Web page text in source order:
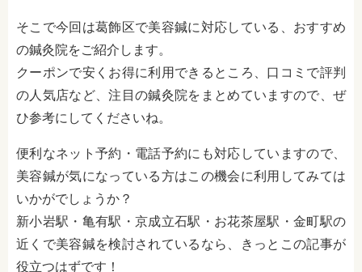
そこで今回は葛飾区で美容鍼に対応している、おすすめ
の鍼灸院をご紹介します。
クーポンで安くお得に利用できるところ、口コミで評判
の人気店など、注目の鍼灸院をまとめていますので、ぜ
ひ参考にしてくださいね。
便利なネット予約・電話予約にも対応していますので、
美容鍼が気になっている方はこの機会に利用してみては
いかがでしょうか？
新小岩駅・亀有駅・京成立石駅・お花茶屋駅・金町駅の
近くで美容鍼を検討されているなら、きっとこの記事が
役立つはずです！